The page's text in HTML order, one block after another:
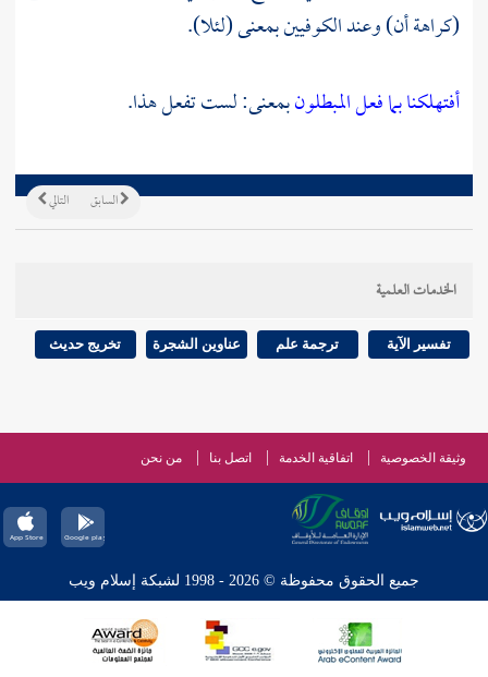
(كراهة أن) وعند الكوفيين بمعنى (لئلا).
أفتهلكنا بما فعل المبطلونبمعنى: لست تفعل هذا.
التالي السابق
الخدمات العلمية
تفسير الآية ترجمة علم عناوين الشجرة تخريج حديث
وثيقة الخصوصية اتفاقية الخدمة اتصل بنا من نحن
جميع الحقوق محفوظة © 2026 - 1998 لشبكة إسلام ويب